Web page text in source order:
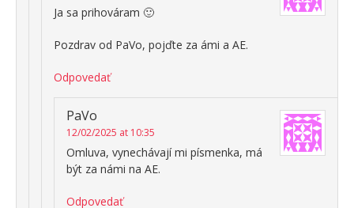
Ja sa prihováram 🙂
Pozdrav od PaVo, pojďte za ámi a AE.
Odpovedať
PaVo
12/02/2025 at 10:35
Omluva, vynechávají mi písmenka, má
být za námi na AE.
Odpovedať